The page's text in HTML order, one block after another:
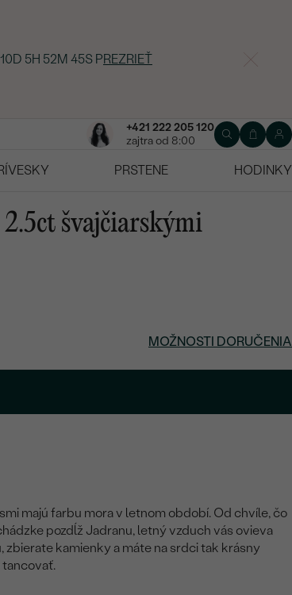
10D 5H 52M 44S PREZRIEŤ
+421 222 205 120
zajtra od 8:00
PRSTENE
HODINKY
švajčiarskými
MOŽNOSTI DORUČENIA
majú farbu mora v letnom období. Od chvíle, čo
pozdĺž Jadranu, letný vzduch vás ovieva
kamienky a máte na srdci tak krásny
tancovať.